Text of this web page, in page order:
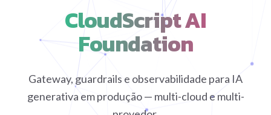
CloudScript AI
Foundation
Gateway, guardrails e observabilidade para IA
generativa em produção — multi-cloud e multi-